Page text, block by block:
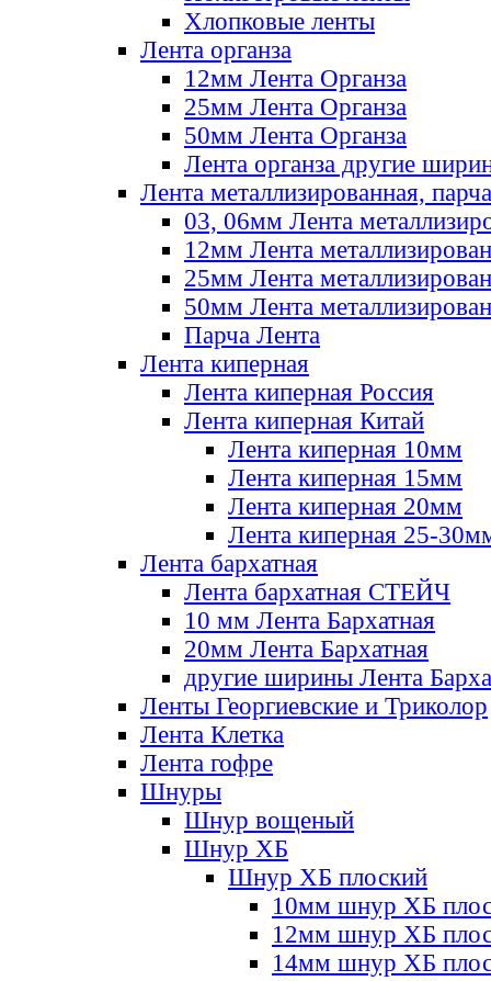
Хлопковые ленты
Лента органза
12мм Лента Органза
25мм Лента Органза
50мм Лента Органза
Лента органза другие
Лента металлизированная, парча
03, 06мм Лента
12мм Лента
25мм Лента
50мм Лента
Парча Лента
Лента киперная
Лента киперная Россия
Лента киперная Китай
Лента киперная 10мм
Лента киперная 15мм
Лента киперная 20мм
Лента киперная 25-
Лента бархатная
Лента бархатная СТЕЙЧ
10 мм Лента Бархатная
20мм Лента Бархатная
другие ширины Лента
Ленты Георгиевские и Триколор
Лента Клетка
Лента гофре
Шнуры
Шнур вощеный
Шнур ХБ
Шнур ХБ плоский
10мм шнур ХБ
12мм шнур ХБ
14мм шнур ХБ